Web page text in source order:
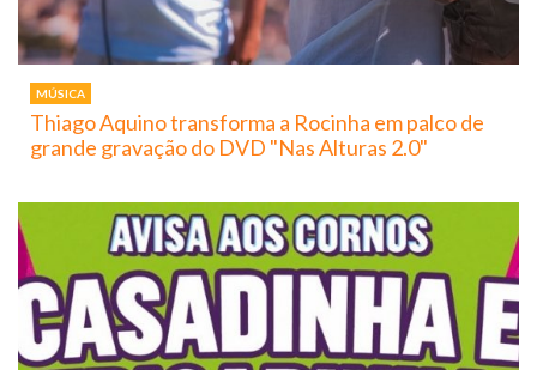
MÚSICA
Thiago Aquino transforma a Rocinha em palco de
grande gravação do DVD "Nas Alturas 2.0"